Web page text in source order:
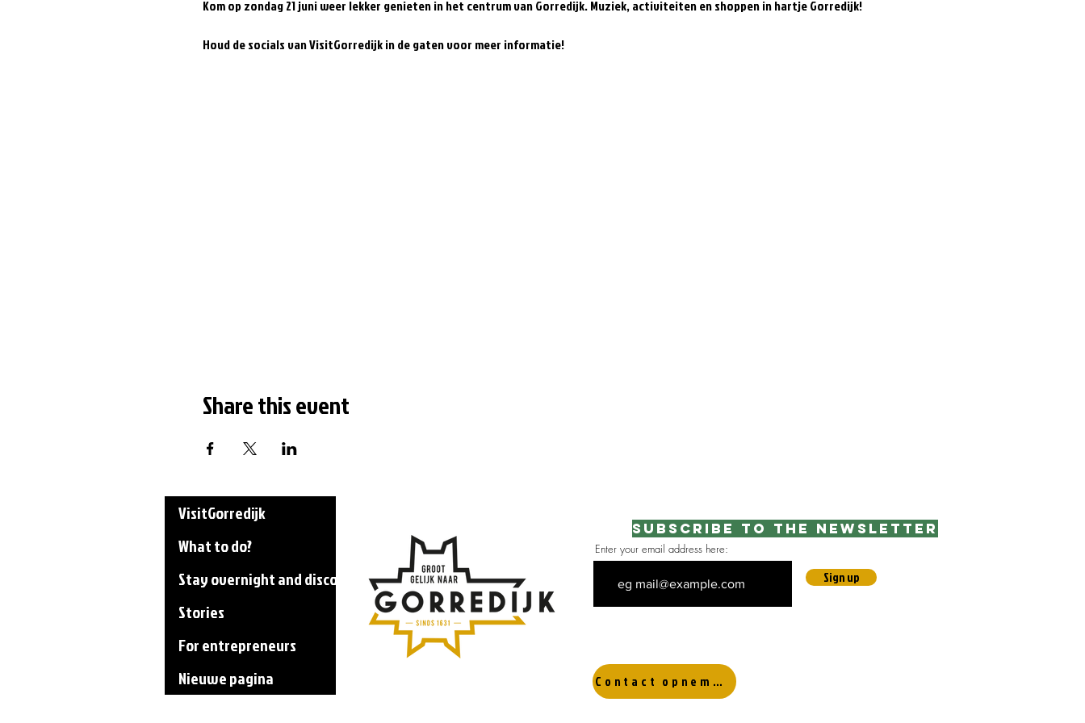
Kom op zondag 21 juni weer lekker genieten in het centrum van Gorredijk. Muziek, activiteiten en shoppen in hartje Gorredijk!
Houd de socials van VisitGorredijk in de gaten voor meer informatie!
Share this event
VisitGorredijk
What to do?
Stay overnight and discover the area
Stories
For entrepreneurs
Nieuwe pagina
Subscribe to the newsletter
Enter your email address here:
Sign up
Contact opnemen